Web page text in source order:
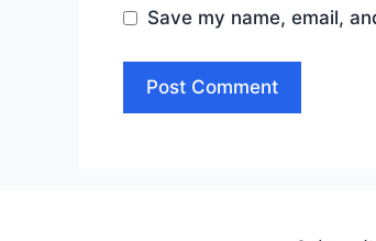
Save my name, email,